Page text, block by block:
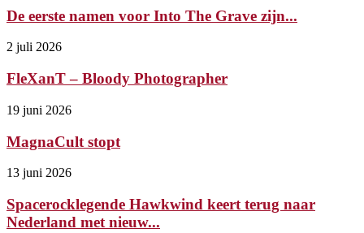
De eerste namen voor Into The Grave zijn...
2 juli 2026
FleXanT – Bloody Photographer
19 juni 2026
MagnaCult stopt
13 juni 2026
Spacerocklegende Hawkwind keert terug naar
Nederland met nieuw...